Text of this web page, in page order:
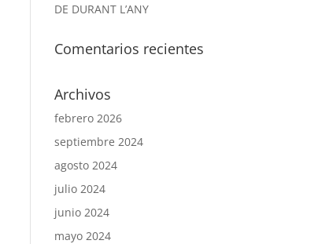
DE DURANT L’ANY
Comentarios recientes
Archivos
febrero 2026
septiembre 2024
agosto 2024
julio 2024
junio 2024
mayo 2024